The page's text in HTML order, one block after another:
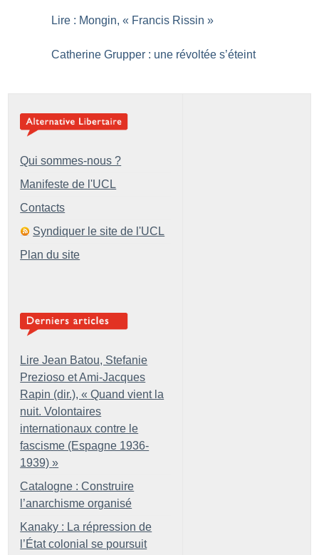
Lire : Mongin, « Francis Rissin »
Catherine Grupper : une révoltée s’éteint
Qui sommes-nous ?
Manifeste de l'UCL
Contacts
Syndiquer le site de l'UCL
Plan du site
Lire Jean Batou, Stefanie
Prezioso et Ami-Jacques
Rapin (dir.), « Quand vient la
nuit. Volontaires
internationaux contre le
fascisme (Espagne 1936-
1939) »
Catalogne : Construire
l’anarchisme organisé
Kanaky : La répression de
l’État colonial se poursuit